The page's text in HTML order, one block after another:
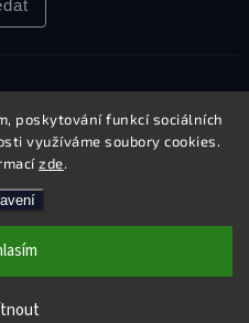
poskytování funkcí sociálních
využíváme soubory cookies.
zde.
Českém Těšíně
0 Kč
. Všechna práva vyhrazena.
cookies